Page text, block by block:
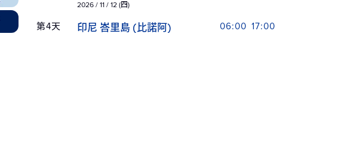
2026 / 11 / 12 (四)
第4天 印尼 峇里島 (比諾阿) 06:00 17:00